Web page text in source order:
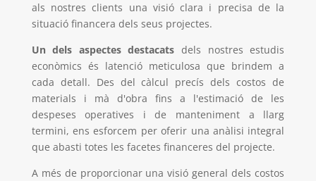
als nostres clients una visió clara i precisa de la
situació financera dels seus projectes.
Un dels aspectes destacats dels nostres estudis
econòmics és latenció meticulosa que brindem a
cada detall. Des del càlcul precís dels costos de
materials i mà d'obra fins a l'estimació de les
despeses operatives i de manteniment a llarg
termini, ens esforcem per oferir una anàlisi integral
que abasti totes les facetes financeres del projecte.
A més de proporcionar una visió general dels costos